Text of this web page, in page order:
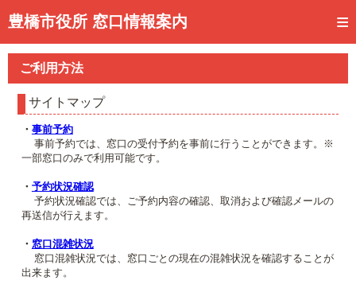
豊橋市役所 窓口情報案内
トップページ
事前予約
予約状況確認
窓口混雑状況
待ち状況確認
交付状況確認
メール通知登録
ご利用方法
サイトマップ
・ 事前予約
事前予約では、窓口の受付予約を事前に行うことができます。※
一部窓口のみで利用可能です。
・ 予約状況確認
予約状況確認では、ご予約内容の確認、取消および確認メールの
再送信が行えます。
・ 窓口混雑状況
窓口混雑状況では、窓口ごとの現在の混雑状況を確認することが
出来ます。